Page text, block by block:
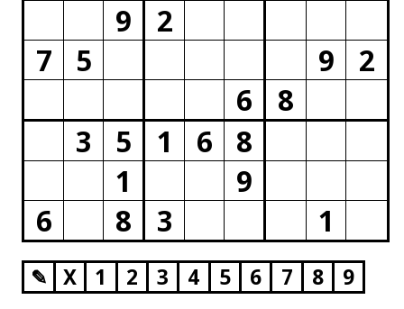
9
2
7
5 9
2
6
8
3
5 1 6
8
1
9
6
8 3 1
✎ X 1 2 3 4 5 6 7 8 9